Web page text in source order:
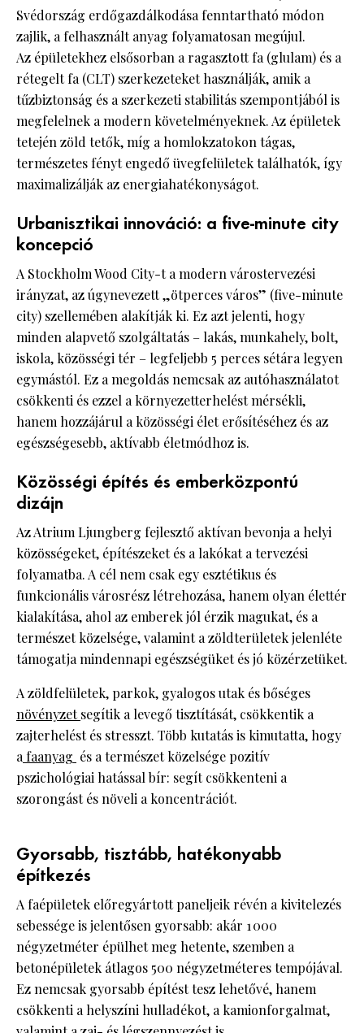
Svédország erdőgazdálkodása fenntartható módon
zajlik, a felhasznált anyag folyamatosan megújul.
Az épületekhez elsősorban a ragasztott fa (glulam) és a
rétegelt fa (CLT) szerkezeteket használják, amik a
tűzbiztonság és a szerkezeti stabilitás szempontjából is
megfelelnek a modern követelményeknek. Az épületek
tetején zöld tetők, míg a homlokzatokon tágas,
természetes fényt engedő üvegfelületek találhatók, így
maximalizálják az energiahatékonyságot.
Urbanisztikai innováció: a five-minute city
koncepció
A Stockholm Wood City-t a modern várostervezési
irányzat, az úgynevezett „ötperces város” (five-minute
city) szellemében alakítják ki. Ez azt jelenti, hogy
minden alapvető szolgáltatás – lakás, munkahely, bolt,
iskola, közösségi tér – legfeljebb 5 perces sétára legyen
egymástól. Ez a megoldás nemcsak az autóhasználatot
csökkenti és ezzel a környezetterhelést mérsékli,
hanem hozzájárul a közösségi élet erősítéséhez és az
egészségesebb, aktívabb életmódhoz is.
Közösségi építés és emberközpontú
dizájn
Az Atrium Ljungberg fejlesztő aktívan bevonja a helyi
közösségeket, építészeket és a lakókat a tervezési
folyamatba. A cél nem csak egy esztétikus és
funkcionális városrész létrehozása, hanem olyan élettér
kialakítása, ahol az emberek jól érzik magukat, és a
természet közelsége, valamint a zöldterületek jelenléte
támogatja mindennapi egészségüket és jó közérzetüket.
A zöldfelületek, parkok, gyalogos utak és bőséges
növényzetsegítik a levegő tisztítását, csökkentik a
zajterhelést és stresszt. Több kutatás is kimutatta, hogy
afaanyag és a természet közelsége pozitív
pszichológiai hatással bír: segít csökkenteni a
szorongást és növeli a koncentrációt.
Gyorsabb, tisztább, hatékonyabb
építkezés
A faépületek előregyártott paneljeik révén a kivitelezés
sebessége is jelentősen gyorsabb: akár 1 000
négyzetméter épülhet meg hetente, szemben a
betonépületek átlagos 500 négyzetméteres tempójával.
Ez nemcsak gyorsabb építést tesz lehetővé, hanem
csökkenti a helyszíni hulladékot, a kamionforgalmat,